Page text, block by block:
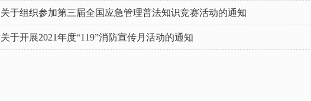
关于组织参加第三届全国应急管理普法知识竞赛活动的通知
关于开展2021年度“119”消防宣传月活动的通知